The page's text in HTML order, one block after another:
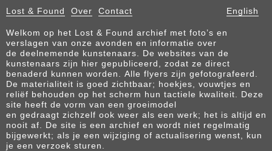
Lost & Found Over Contact English
Welkom op het Lost & Found archief met foto’s en
verslagen van onze avonden en informatie over
de deelnemende kunstenaars. De websites van de
kunstenaars zijn hier gepubliceerd, zodat ze direct
benaderd kunnen worden. Alle flyers zijn gefotografeerd.
De materialiteit is goed zichtbaar; hoekjes, vouwtjes en
reliëf behouden op het scherm hun tactiele kwaliteit. Deze
site heeft de vorm van een groeimodel
en gedraagt zichzelf ook weer als een werk; het is altijd en
nooit af. De site is een archief en wordt niet regelmatig
bijgewerkt; als je een wijziging of actualisering wenst, kun
je een verzoek sturen.